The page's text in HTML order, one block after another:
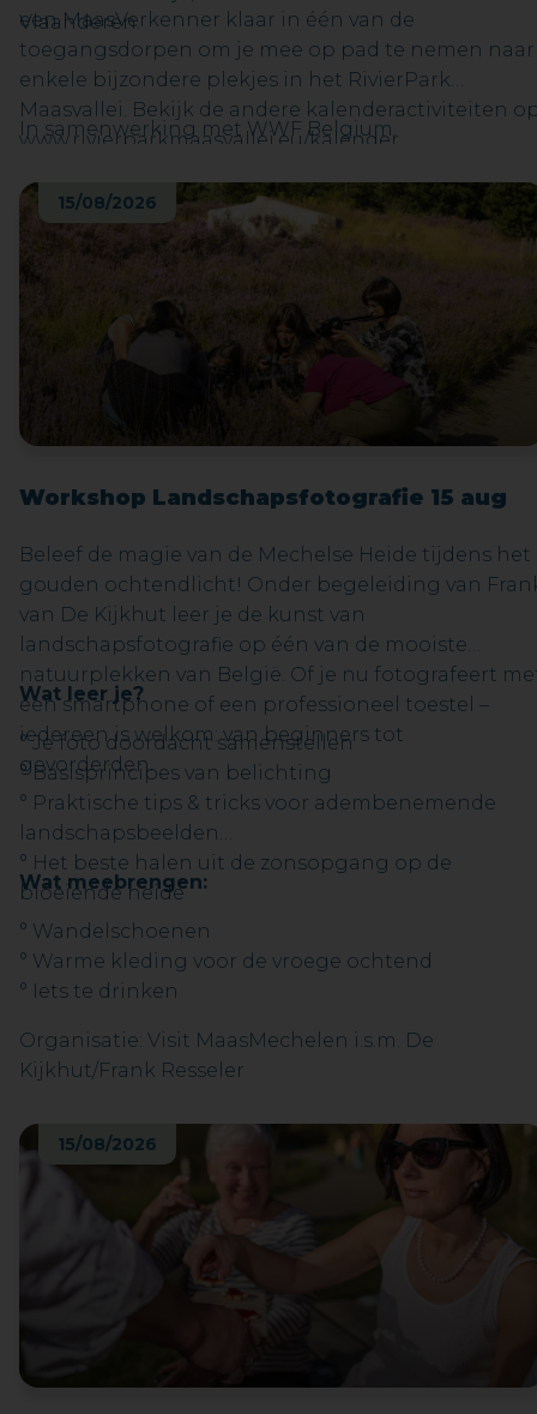
Vlaanderen.
een MaasVerkenner klaar in één van de
toegangsdorpen om je mee op pad te nemen naar
enkele bijzondere plekjes in het RivierPark
Maasvallei. Bekijk de andere kalenderactiviteiten
www.rivierparkmaasvallei.eu/kalender
In samenwerking met WWF Belgium.
15/08/2026
Workshop Landschapsfotografie 15 aug
Beleef de magie van de Mechelse Heide tijdens het
gouden ochtendlicht! Onder begeleiding van
van De Kijkhut leer je de kunst van
landschapsfotografie op één van de mooiste
natuurplekken van België. Of je nu fotografeert
een smartphone of een professioneel toestel –
iedereen is welkom: van beginners tot
gevorderden.
Wat leer je?
° Je foto doordacht samenstellen
° Basisprincipes van belichting
° Praktische tips & tricks voor adembenemende
landschapsbeelden
° Het beste halen uit de zonsopgang op de
bloeiende heide
Wat meebrengen:
° Wandelschoenen
° Warme kleding voor de vroege ochtend
° Iets te drinken
Organisatie: Visit MaasMechelen i.s.m. De
Kijkhut/Frank Resseler
15/08/2026